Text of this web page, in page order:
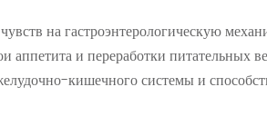
на гастроэнтерологическую
аппетита и переработки питательных
кишечного системы и